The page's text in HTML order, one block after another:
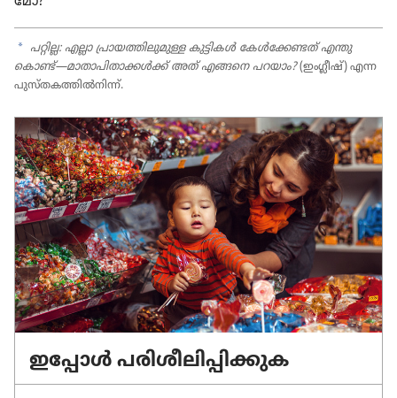
a പറ്റില്ല: എല്ലാ പ്രായ​ത്തി​ലു​മുള്ള കുട്ടികൾ കേൾക്കേ​ണ്ടത്‌ എന്തു​
കൊണ്ട്‌—മാതാ​പി​താ​ക്കൾക്ക്‌ അത്‌ എങ്ങനെ പറയാം?(ഇംഗ്ലീഷ്‌) എന്ന
പുസ്‌ത​ക​ത്തിൽനിന്ന്‌.
ഇപ്പോൾ പരിശീ​ലി​പ്പി​ക്കുക